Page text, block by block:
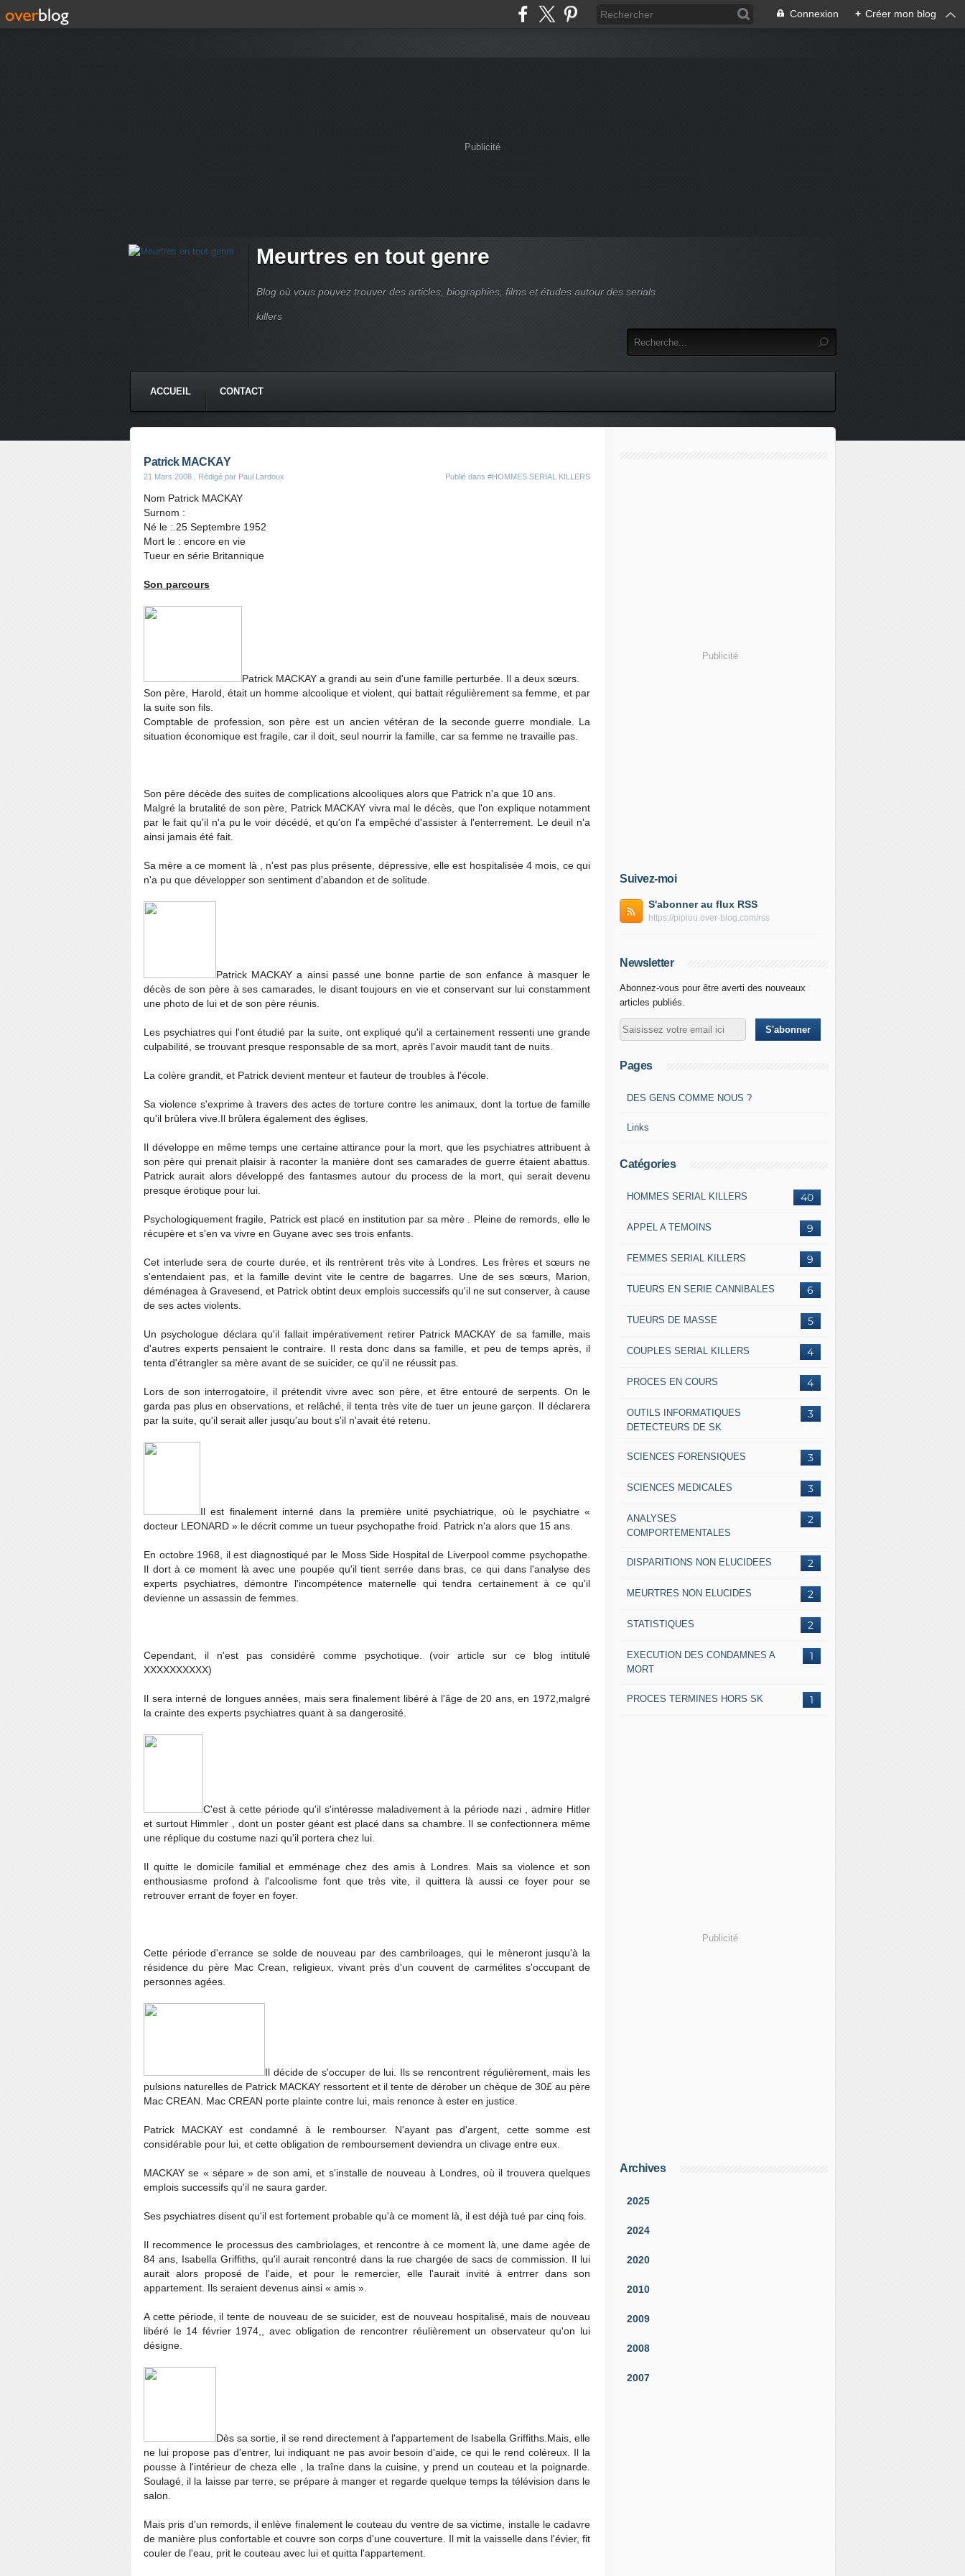
Connexion + Créer mon blog
Publicité
Meurtres en tout genre
Blog où vous pouvez trouver des articles, biographies, films et études autour des serials
killers
ACCUEIL CONTACT
Patrick MACKAY
21 Mars 2008 , Rédigé par Paul Lardoux Publié dans #HOMMES SERIAL KILLERS
Nom Patrick MACKAY
Surnom :
Né le :.25 Septembre 1952
Mort le : encore en vie
Tueur en série Britannique
Son parcours
Patrick MACKAY a grandi au sein d'une famille perturbée. Il a deux sœurs.
Son père, Harold, était un homme alcoolique et violent, qui battait régulièrement sa femme, et par
la suite son fils.
Comptable de profession, son père est un ancien vétéran de la seconde guerre mondiale. La
situation économique est fragile, car il doit, seul nourrir la famille, car sa femme ne travaille pas.
Son père décède des suites de complications alcooliques alors que Patrick n'a que 10 ans.
Malgré la brutalité de son père, Patrick MACKAY vivra mal le décès, que l'on explique notamment
par le fait qu'il n'a pu le voir décédé, et qu'on l'a empêché d'assister à l'enterrement. Le deuil n'a
ainsi jamais été fait.
Sa mère a ce moment là , n'est pas plus présente, dépressive, elle est hospitalisée 4 mois, ce qui
n'a pu que développer son sentiment d'abandon et de solitude.
Patrick MACKAY a ainsi passé une bonne partie de son enfance à masquer le
décès de son père à ses camarades, le disant toujours en vie et conservant sur lui constamment
une photo de lui et de son père réunis.
Les psychiatres qui l'ont étudié par la suite, ont expliqué qu'il a certainement ressenti une grande
culpabilité, se trouvant presque responsable de sa mort, après l'avoir maudit tant de nuits.
La colère grandit, et Patrick devient menteur et fauteur de troubles à l'école.
Sa violence s'exprime à travers des actes de torture contre les animaux, dont la tortue de famille
qu'il brûlera vive.Il brûlera également des églises.
Il développe en même temps une certaine attirance pour la mort, que les psychiatres attribuent à
son père qui prenait plaisir à raconter la manière dont ses camarades de guerre étaient abattus.
Patrick aurait alors développé des fantasmes autour du process de la mort, qui serait devenu
presque érotique pour lui.
Psychologiquement fragile, Patrick est placé en institution par sa mère . Pleine de remords, elle le
récupère et s'en va vivre en Guyane avec ses trois enfants.
Cet interlude sera de courte durée, et ils rentrèrent très vite à Londres. Les frères et sœurs ne
s'entendaient pas, et la famille devint vite le centre de bagarres. Une de ses sœurs, Marion,
déménagea à Gravesend, et Patrick obtint deux emplois successifs qu'il ne sut conserver, à cause
de ses actes violents.
Un psychologue déclara qu'il fallait impérativement retirer Patrick MACKAY de sa famille, mais
d'autres experts pensaient le contraire. Il resta donc dans sa famille, et peu de temps après, il
tenta d'étrangler sa mère avant de se suicider, ce qu'il ne réussit pas.
Lors de son interrogatoire, il prétendit vivre avec son père, et être entouré de serpents. On le
garda pas plus en observations, et relâché, il tenta très vite de tuer un jeune garçon. Il déclarera
par la suite, qu'il serait aller jusqu'au bout s'il n'avait été retenu.
Il est finalement interné dans la première unité psychiatrique, où le psychiatre «
docteur LEONARD » le décrit comme un tueur psychopathe froid. Patrick n'a alors que 15 ans.
En octobre 1968, il est diagnostiqué par le Moss Side Hospital de Liverpool comme psychopathe.
Il dort à ce moment là avec une poupée qu'il tient serrée dans bras, ce qui dans l'analyse des
experts psychiatres, démontre l'incompétence maternelle qui tendra certainement à ce qu'il
devienne un assassin de femmes.
Cependant, il n'est pas considéré comme psychotique. (voir article sur ce blog intitulé
XXXXXXXXXX)
Il sera interné de longues années, mais sera finalement libéré à l'âge de 20 ans, en 1972,malgré
la crainte des experts psychiatres quant à sa dangerosité.
C'est à cette période qu'il s'intéresse maladivement à la période nazi , admire Hitler
et surtout Himmler , dont un poster géant est placé dans sa chambre. Il se confectionnera même
une réplique du costume nazi qu'il portera chez lui.
Il quitte le domicile familial et emménage chez des amis à Londres. Mais sa violence et son
enthousiasme profond à l'alcoolisme font que très vite, il quittera là aussi ce foyer pour se
retrouver errant de foyer en foyer.
Cette période d'errance se solde de nouveau par des cambriloages, qui le mèneront jusqu'à la
résidence du père Mac Crean, religieux, vivant près d'un couvent de carmélites s'occupant de
personnes agées.
Il décide de s'occuper de lui. Ils se rencontrent régulièrement, mais les
pulsions naturelles de Patrick MACKAY ressortent et il tente de dérober un chèque de 30£ au père
Mac CREAN. Mac CREAN porte plainte contre lui, mais renonce à ester en justice.
Patrick MACKAY est condamné à le rembourser. N'ayant pas d'argent, cette somme est
considérable pour lui, et cette obligation de remboursement deviendra un clivage entre eux.
MACKAY se « sépare » de son ami, et s'installe de nouveau à Londres, où il trouvera quelques
emplois successifs qu'il ne saura garder.
Ses psychiatres disent qu'il est fortement probable qu'à ce moment là, il est déjà tué par cinq fois.
Il recommence le processus des cambriolages, et rencontre à ce moment là, une dame agée de
84 ans, Isabella Griffiths, qu'il aurait rencontré dans la rue chargée de sacs de commission. Il lui
aurait alors proposé de l'aide, et pour le remercier, elle l'aurait invité à entrrer dans son
appartement. Ils seraient devenus ainsi « amis ».
A cette période, il tente de nouveau de se suicider, est de nouveau hospitalisé, mais de nouveau
libéré le 14 février 1974,, avec obligation de rencontrer réulièrement un observateur qu'on lui
désigne.
Dès sa sortie, il se rend directement à l'appartement de Isabella Griffiths.Mais, elle
ne lui propose pas d'entrer, lui indiquant ne pas avoir besoin d'aide, ce qui le rend coléreux. Il la
pousse à l'intérieur de cheza elle , la traîne dans la cuisine, y prend un couteau et la poignarde.
Soulagé, il la laisse par terre, se prépare à manger et regarde quelque temps la télévision dans le
salon.
Mais pris d'un remords, il enlève finalement le couteau du ventre de sa victime, installe le cadavre
de manière plus confortable et couvre son corps d'une couverture. Il mit la vaisselle dans l'évier, fit
couler de l'eau, prit le couteau avec lui et quitta l'appartement.
Publicité
Suivez-moi
S'abonner au flux RSS
https://pipiou.over-blog.com/rss
Newsletter
Abonnez-vous pour être averti des nouveaux
articles publiés.
Pages
DES GENS COMME NOUS ?
Links
Catégories
40
HOMMES SERIAL KILLERS
9
APPEL A TEMOINS
9
FEMMES SERIAL KILLERS
6
TUEURS EN SERIE CANNIBALES
5
TUEURS DE MASSE
4
COUPLES SERIAL KILLERS
4
PROCES EN COURS
3
OUTILS INFORMATIQUES
DETECTEURS DE SK
3
SCIENCES FORENSIQUES
3
SCIENCES MEDICALES
2
ANALYSES
COMPORTEMENTALES
2
DISPARITIONS NON ELUCIDEES
2
MEURTRES NON ELUCIDES
2
STATISTIQUES
1
EXECUTION DES CONDAMNES A
MORT
1
PROCES TERMINES HORS SK
Publicité
Archives
2025
2024
2020
2010
2009
2008
2007